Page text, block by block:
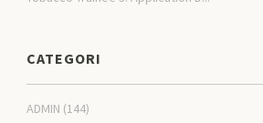
CATEGORI
ADMIN (144)